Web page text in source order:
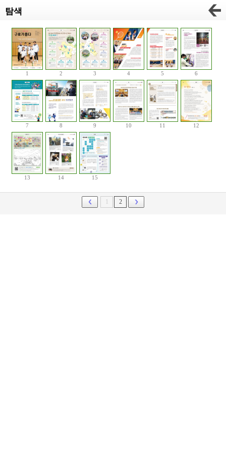
탐색
1 2 3 4 5 6
7 8 9 10 11 12
13 14 15
2